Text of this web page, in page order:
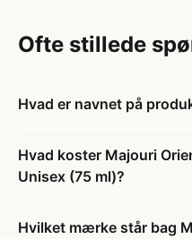
Ofte stillede
Hvad er navnet på
Hvad koster Majouri
Unisex (75 ml)?
Hvilket mærke står bag